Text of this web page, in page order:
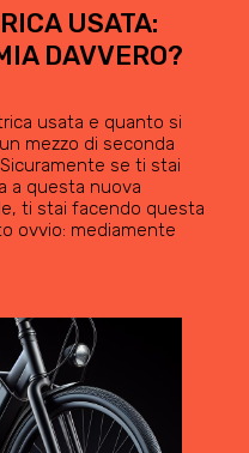
USATA:
DAVVERO?
usata e quanto si
mezzo di seconda
se ti stai
a questa nuova
ti stai facendo questa
ovvio: mediamente